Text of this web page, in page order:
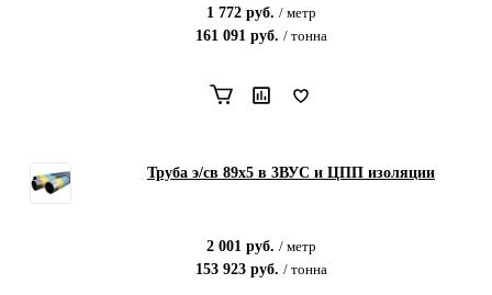
1 772 руб. / метр
161 091 руб. / тонна
Труба э/св 89х5 в 3ВУС и ЦПП изоляции
2 001 руб. / метр
153 923 руб. / тонна